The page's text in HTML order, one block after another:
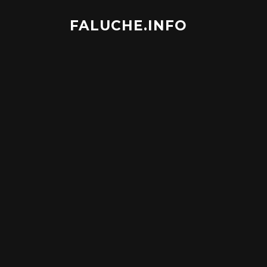
FALUCHE.INFO